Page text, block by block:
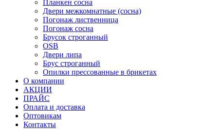
Планкен сосна
Двери межкомнатные (сосна)
Погонаж лиственница
Погонаж сосна
Брусок строганный
OSB
Двери липа
Брус строганный
Опилки прессованные в брикетах
О компании
АКЦИИ
ПРАЙС
Оплата и доставка
Оптовикам
Контакты